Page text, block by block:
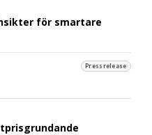
för smartare
Pressrelease